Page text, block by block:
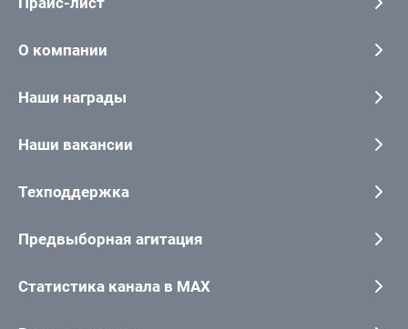
О компании
Наши награды
Наши вакансии
Техподдержка
Предвыборная агитация
Статистика канала в MAX